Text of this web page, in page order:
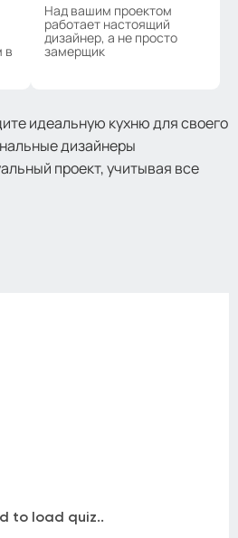
в
Над вашим проектом
работает настоящий
дизайнер, а не просто
замерщик
идеальную кухню для своего
дизайнеры
проект, учитывая все